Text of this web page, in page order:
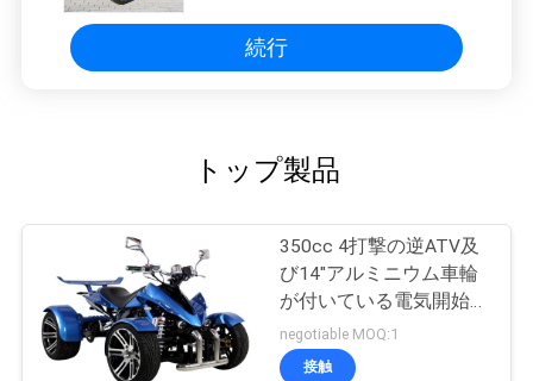
続行
トップ製品
350cc 4打撃の逆ATV及
び14"アルミニウム車輪
が付いている電気開始マ
ニュアル
negotiable MOQ:1
接触